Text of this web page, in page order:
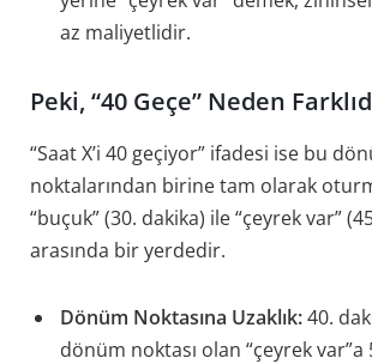
az maliyetlidir.
Peki, “40 Geçe” Neden
“Saat X’i 40 geçiyor” ifadesi ise bu
noktalarından birine tam olarak
“buçuk” (30. dakika) ile “çeyrek var”
arasında bir yerdedir.
Dönüm Noktasına Uzaklık:40.
dönüm noktası olan “çeyrek var”a